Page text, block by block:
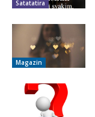
Satatatira
Magazin